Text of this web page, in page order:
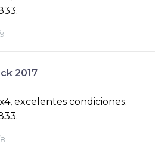
2017
excelentes condiciones.